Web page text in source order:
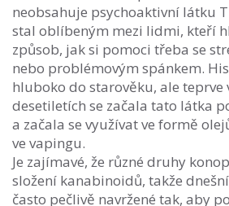
neobsahuje psychoaktivní látku
stal oblíbeným mezi lidmi, kteří
způsob, jak si pomoci třeba se
nebo problémovým spánkem.
hluboko do starověku, ale teprve
desetiletích se začala tato látka
a začala se využívat ve formě
ve vapingu.
Je zajímavé, že různé druhy
složení kanabinoidů, takže
často pečlivě navržené tak, aby